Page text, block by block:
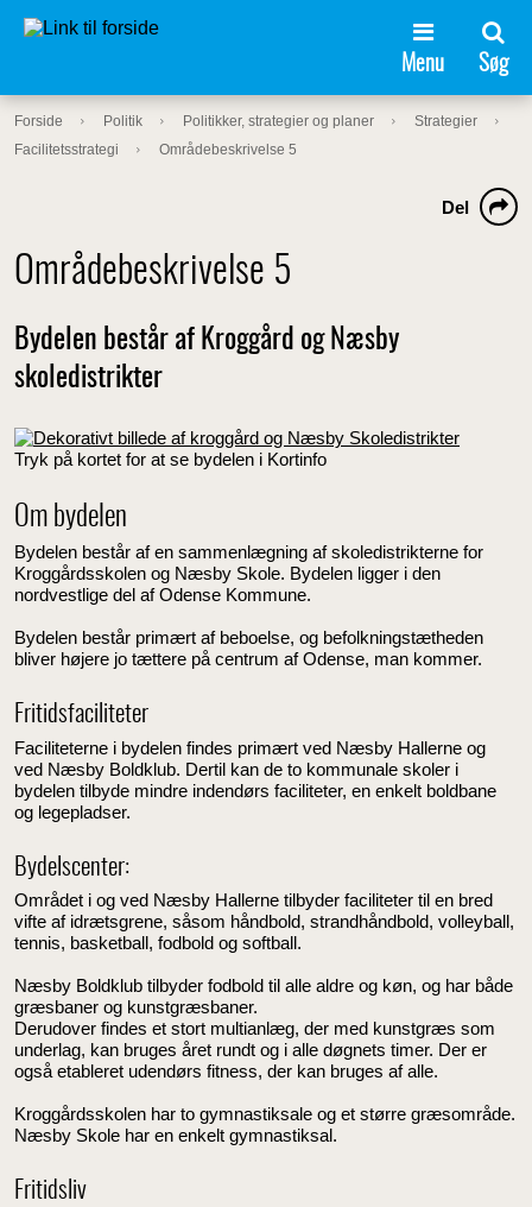
Menu Søg
Forside Politik Politikker, strategier og planer
Strategier
Facilitetsstrategi
Områdebeskrivelse 5
Områdebeskrivelse 5
Del
Bydelen består af Kroggård og Næsby
skoledistrikter
Tryk på kortet for at se bydelen i Kortinfo
Om bydelen
Bydelen består af en sammenlægning af skoledistrikterne for
Kroggårdsskolen og Næsby Skole. Bydelen ligger i den
nordvestlige del af Odense Kommune.
Bydelen består primært af beboelse, og befolkningstætheden
bliver højere jo tættere på centrum af Odense, man kommer.
Fritidsfaciliteter
Faciliteterne i bydelen findes primært ved Næsby Hallerne og
ved Næsby Boldklub. Dertil kan de to kommunale skoler i
bydelen tilbyde mindre indendørs faciliteter, en enkelt boldbane
og legepladser.
Bydelscenter:
Området i og ved Næsby Hallerne tilbyder faciliteter til en bred
vifte af idrætsgrene, såsom håndbold, strandhåndbold, volleyball,
tennis, basketball, fodbold og softball.
Næsby Boldklub tilbyder fodbold til alle aldre og køn, og har både
græsbaner og kunstgræsbaner.
Derudover findes et stort multianlæg, der med kunstgræs som
underlag, kan bruges året rundt og i alle døgnets timer. Der er
også etableret udendørs fitness, der kan bruges af alle.
Kroggårdsskolen har to gymnastiksale og et større græsområde.
Næsby Skole har en enkelt gymnastiksal.
Fritidsliv